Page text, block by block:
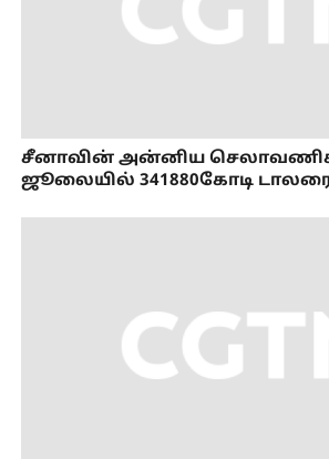
சீனாவின் அன்னிய செலாவணிக்
ஜூலையில் 341880கோடி டாலரை